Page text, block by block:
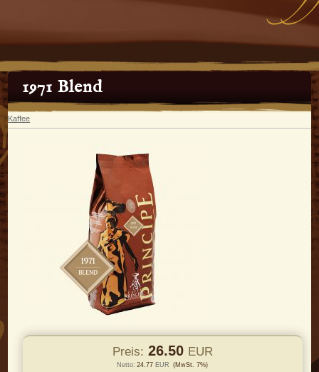
1971 Blend
Kaffee
Preis: 26.50 EUR
Netto: 24.77 EUR (MwSt. 7%)